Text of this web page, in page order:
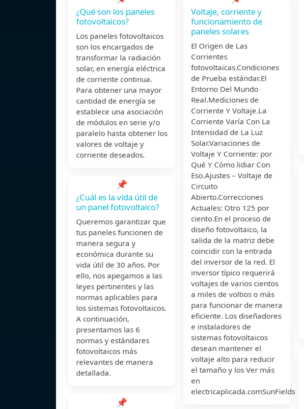
¿Qué son los paneles
fotovoltaicos?
Los paneles fotovoltaicos
son los encargados de
transformar la radiación
solar, en energía eléctrica
de corriente continua.
Para obtener una mayor
cantidad de energía se
establece una asociación
de módulos en serie y/o
paralelo hasta obtener los
valores de voltaje y
corriente deseados.
📌
¿Cuál es la vida útil de
un panel fotovoltaico?
Queremos garantizar que
tus paneles funcionen de
manera segura y
económica durante su
vida útil de 30 años. Por
ello, nos apegamos a las
leyes pertinentes y las
normas aplicables para
los sistemas fotovoltaicos.
A continuación,
presentamos las 6
normas y estándares
fotovoltaicos más
relevantes de manera
detallada.
📌
Voltaje, corriente y
funcionamiento de
paneles solares
El Origen de Las
Corrientes
fotovoltaicas.Condiciones
de Prueba estándar.El
Entorno Del Mundo
Real.Mediciones de
Corriente Y Voltaje.La
Corriente Varía Con La
Intensidad de La Luz
Solar.Variaciones de
Voltaje Y Corriente: por
Qué Y Cómo lidiar Con
Eso.Ajustes – Voltaje de
Circuito
Abierto.Correcciones
Actuales: Otro 125 por
ciento.En el proceso de
diseño fotovoltaico, la
salida de la matriz debe
coincidir con la entrada
del inversor de la red. El
inversor típico requerirá
voltajes de varios cientos
a miles de voltios o más
para funcionar de manera
eficiente. Los diseñadores
e instaladores de
sistemas fotovoltaicos
desean mantener el
voltaje alto para reducir
el tamaño y los Ver más
en
electricaplicada.comSunFields